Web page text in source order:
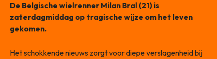
De Belgische wielrenner Milan Bral (21) is
zaterdagmiddag op tragische wijze om het leven
gekomen.
Het schokkende nieuws zorgt voor diepe verslagenheid bij